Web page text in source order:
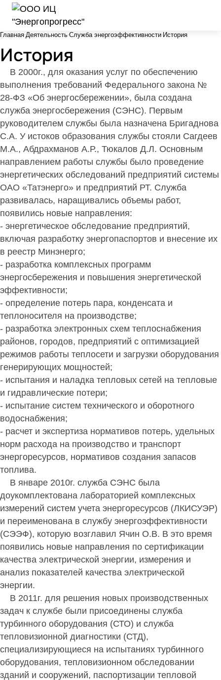
Главная Деятельность Служба энергоэффективности История
История
В 2000г., для оказания услуг по обеспечению
выполнения требований Федерального закона №
28-ФЗ «Об энергосбережении», была создана
служба энергосбережения (СЭНС). Первым
руководителем службы была назначена Бригаднова
С.А. У истоков образования службы стояли Сагдеев
М.А., Абдрахманов А.Р., Тюкалов Д.Л. Основным
направлением работы службы было проведение
энергетических обследований предприятий системы
ОАО «Татэнерго» и предприятий РТ. Служба
развивалась, наращивались объемы работ,
появились новые направления:
- энергетическое обследование предприятий,
включая разработку энергопаспортов и внесение их
в реестр Минэнерго;
- разработка комплексных программ
энергосбережения и повышения энергетической
эффективности;
- определение потерь пара, конденсата и
теплоносителя на производстве;
- разработка электронных схем теплоснабжения
районов, городов, предприятий с оптимизацией
режимов работы теплосети и загрузки оборудования
генерирующих мощностей;
- испытания и наладка тепловых сетей на тепловые
и гидравлические потери;
- испытание систем технического и оборотного
водоснабжения;
- расчет и экспертиза нормативов потерь, удельных
норм расхода на производство и транспорт
энергоресурсов, нормативов создания запасов
топлива.
В январе 2010г. служба СЭНС была
доукомплектована лабораторией комплексных
измерений систем учета энергоресурсов (ЛКИСУЭР)
и переименована в службу энергоэффективности
(СЭЭФ), которую возглавил Ячин О.В. В это время
появились новые направления по сертификации
качества электрической энергии, измерения и
анализ показателей качества электрической
энергии.
В 2011г. для решения новых производственных
задач к службе были присоединены служба
турбинного оборудования (СТО) и служба
тепловизионной диагностики (СТД),
специализирующиеся на испытаниях турбинного
оборудования, тепловизионном обследовании
зданий и сооружений, паспортизации тепловой